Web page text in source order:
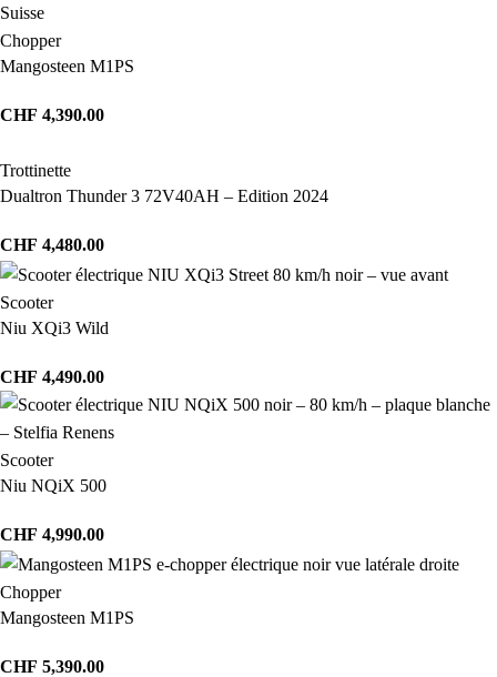
Chopper
Mangosteen M1PS
CHF 4,390.00
Trottinette
Dualtron Thunder 3 72V40AH – Edition 2024
CHF 4,480.00
Scooter
Niu XQi3 Wild
CHF 4,490.00
Scooter
Niu NQiX 500
CHF 4,990.00
Chopper
Mangosteen M1PS
CHF 5,390.00